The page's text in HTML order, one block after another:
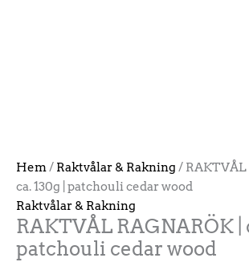
Hem/ Raktvålar & Rakning / RAKTVÅL
ca. 130g | patchouli cedar wood
Raktvålar & Rakning
RAKTVÅL RAGNARÖK |
patchouli cedar wood